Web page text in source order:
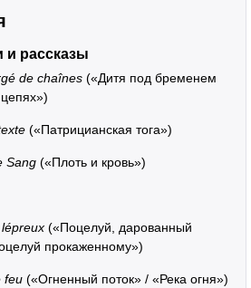
и рассказы
de chaînes («Дитя под бременем
(«Патрицианская тога»)
Sang («Плоть и кровь»)
(«Поцелуй, дарованный
прокаженному»)
feu («Огненный поток» / «Река огня»)